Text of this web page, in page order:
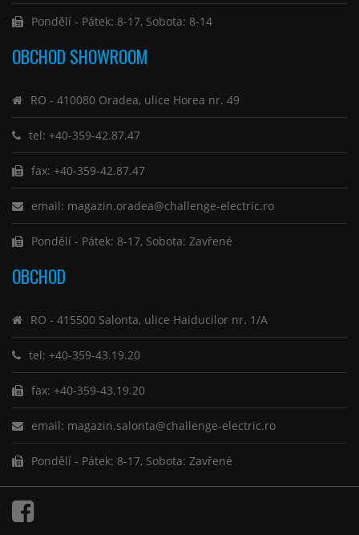
Pondělí - Pátek: 8-17, Sobota: 8-14
OBCHOD SHOWROOM
RO - 410080 Oradea, ulice Horea nr. 49
tel: +40-359-42.87.47
fax: +40-359-42.87.47
email: magazin.oradea@challenge-electric.ro
Pondělí - Pátek: 8-17, Sobota: Zavřené
OBCHOD
RO - 415500 Salonta, ulice Haiducilor nr. 1/A
tel: +40-359-43.19.20
fax: +40-359-43.19.20
email: magazin.salonta@challenge-electric.ro
Pondělí - Pátek: 8-17, Sobota: Zavřené